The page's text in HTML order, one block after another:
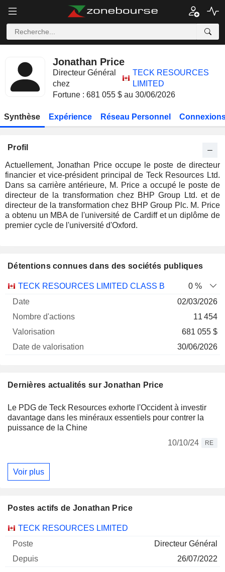
Jonathan Price
Directeur Général
chez
TECK RESOURCES
LIMITED
Fortune : 681 055 $ au 30/06/2026
Synthèse Expérience Réseau Personnel
Profil
Actuellement, Jonathan Price occupe le poste de directeur
financier et vice-président principal de Teck Resources Ltd.
Dans sa carrière antérieure, M. Price a occupé le poste de
directeur de la transformation chez BHP Group Ltd. et de
directeur de la transformation chez BHP Group Plc. M. Price
a obtenu un MBA de l'université de Cardiff et un diplôme de
premier cycle de l'université d'Oxford.
Détentions connues dans des sociétés publiques
Nombre
Date de
TECK RESOURCES LIMITED CLASS B
0 %
02/03/2026
11 454
681 055 $
30/06/2026
Dernières actualités sur Jonathan Price
Le PDG de Teck Resources exhorte l'Occident à investir
davantage dans les minéraux essentiels pour contrer la
puissance de la Chine
10/10/24
RE
Voir plus
Postes actifs de Jonathan Price
Sociétés Poste Début
TECK RESOURCES LIMITED
Directeur Général
26/07/2022